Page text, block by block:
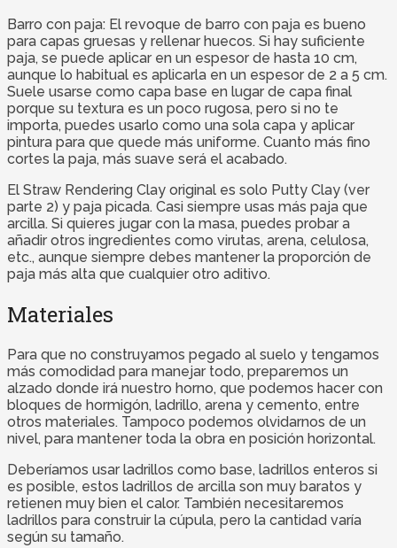
Barro con paja: El revoque de barro con paja es bueno
para capas gruesas y rellenar huecos. Si hay suficiente
paja, se puede aplicar en un espesor de hasta 10 cm,
aunque lo habitual es aplicarla en un espesor de 2 a 5 cm.
Suele usarse como capa base en lugar de capa final
porque su textura es un poco rugosa, pero si no te
importa, puedes usarlo como una sola capa y aplicar
pintura para que quede más uniforme. Cuanto más fino
cortes la paja, más suave será el acabado.
El Straw Rendering Clay original es solo Putty Clay (ver
parte 2) y paja picada. Casi siempre usas más paja que
arcilla. Si quieres jugar con la masa, puedes probar a
añadir otros ingredientes como virutas, arena, celulosa,
etc., aunque siempre debes mantener la proporción de
paja más alta que cualquier otro aditivo.
Materiales
Para que no construyamos pegado al suelo y tengamos
más comodidad para manejar todo, preparemos un
alzado donde irá nuestro horno, que podemos hacer con
bloques de hormigón, ladrillo, arena y cemento, entre
otros materiales. Tampoco podemos olvidarnos de un
nivel, para mantener toda la obra en posición horizontal.
Deberíamos usar ladrillos como base, ladrillos enteros si
es posible, estos ladrillos de arcilla son muy baratos y
retienen muy bien el calor. También necesitaremos
ladrillos para construir la cúpula, pero la cantidad varía
según su tamaño.